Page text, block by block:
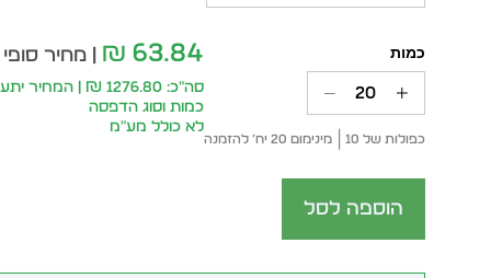
כפולות של 10 מינימום 20 יח׳ להזמנה
₪ 63.84 | מחיר
סה״כ: 1276.80 ₪ |
כמות וסוג הדפסה
לא כולל מע״מ
הוספה לסל